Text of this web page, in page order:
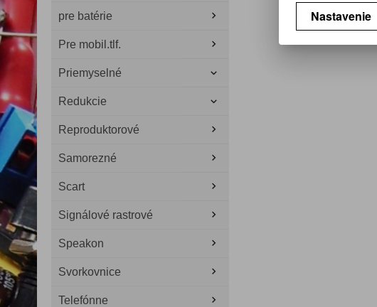
pre batérie
Pre mobil.tlf.
Priemyselné
Redukcie
Reproduktorové
Samorezné
Scart
Signálové rastrové
Speakon
Svorkovnice
Telefónne
Nastavenie